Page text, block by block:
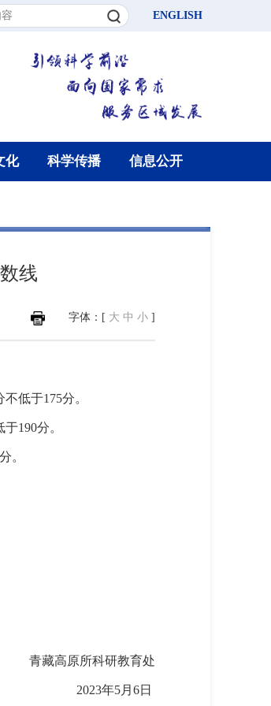
ENGLISH
化 科学传播 信息公开
线
字体：[ 大 中 小 ]
不低于175分。
于190分。
分。
青藏高原所科研教育处
2023年5月 6日